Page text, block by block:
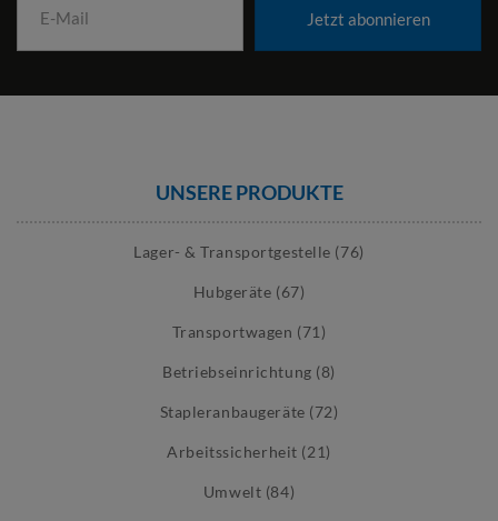
Jetzt abonnieren
UNSERE PRODUKTE
Lager- & Transportgestelle (76)
Hubgeräte (67)
Transportwagen (71)
Betriebseinrichtung (8)
Stapleranbaugeräte (72)
Arbeitssicherheit (21)
Umwelt (84)